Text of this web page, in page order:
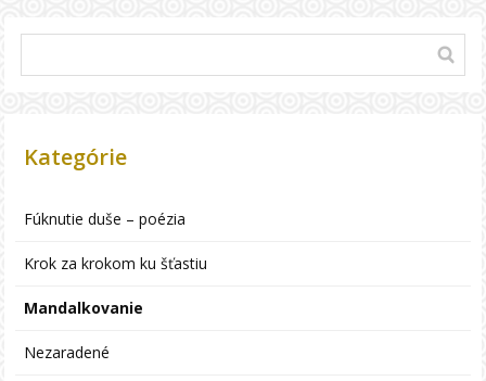
Kategórie
Fúknutie duše – poézia
Krok za krokom ku šťastiu
Mandalkovanie
Nezaradené